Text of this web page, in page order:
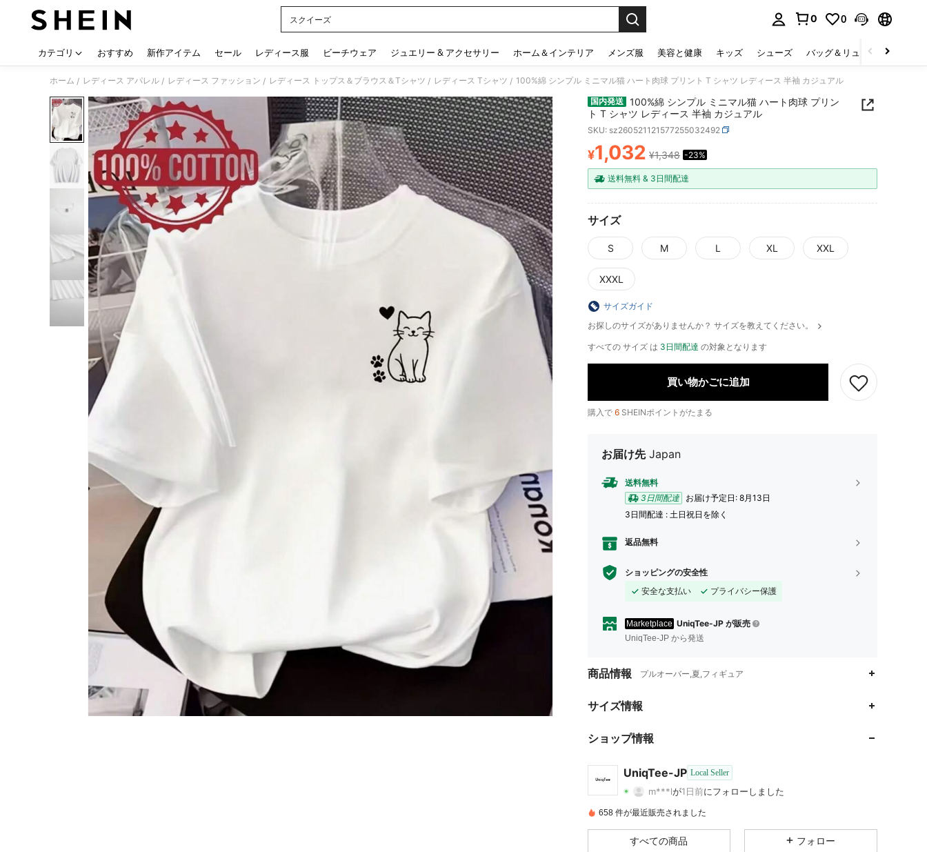
スクイーズ
0 0
カテゴリ おすすめ 新作アイテム セール レディース服 ビーチウェア ジュエリー & アクセサリー ホーム＆インテリア メンズ服 美容と健康 キッズ シューズ バッグ＆リュック
ホーム / レディース アパレル / レディース ファッション / レディース トップス＆ブラウス＆Tシャツ / レディース Tシャツ / 100%綿 シンプル ミニマル猫 ハート肉球 プリント T シャツ レディース 半袖 カジュアル
国内発送 100%綿 シンプル ミニマル猫 ハート肉球 プリン
ト T シャツ レディース 半袖 カジュアル
SKU: sz260521121577255032492
PRICE AND AVAILABILITY
¥1,032 ¥1,348 -23%
送料無料 & 3日間配達
サイズ
S M L XL XXL
XXXL
サイズガイド
お探しのサイズがありませんか？ サイズを教えてください。
すべての サイズ は 3日間配達 の対象となります
買い物かごに追加
購入で 6 SHEINポイントがたまる
お届け先 Japan
送料無料
3日間配達
お届け予定日: 8月13日
3日間配達 : 土日祝日を除く
返品無料
ショッピングの安全性
安全な支払い
プライバシー保護
Marketplace UniqTee-JP が販売
UniqTee-JP から発送
商品情報 プルオーバー,夏,フィギュア
サイズ情報
ショップ情報
UniqTee-JP Local Seller
4.71
4.71
4.71 5.9K 8
m***lが1日前にフォローしました
4.71 5.9K 商品 8 フォロワー
4.71 5.9K 8
658 件が最近販売されました
すべての商品 フォロー